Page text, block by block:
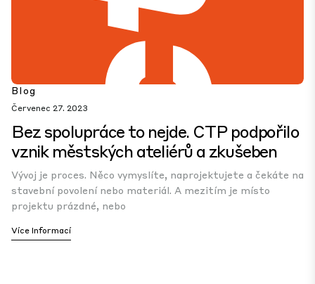
Blog
Červenec 27. 2023
Bez spolupráce to nejde. CTP podpořilo
vznik městských ateliérů a zkušeben
Vývoj je proces. Něco vymyslíte, naprojektujete a čekáte na
stavební povolení nebo materiál. A mezitím je místo
projektu prázdné, nebo
Více Informací